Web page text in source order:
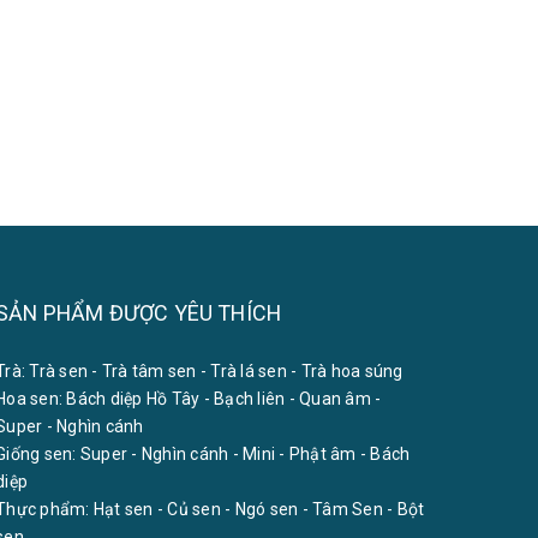
PHẨM ĐƯỢC YÊU THÍCH
Trà sen - Trà tâm sen - Trà lá sen - Trà hoa súng
sen: Bách diệp Hồ Tây - Bạch liên - Quan âm -
- Nghìn cánh
sen: Super - Nghìn cánh - Mini - Phật âm - Bách
phẩm: Hạt sen - Củ sen - Ngó sen - Tâm Sen - Bột